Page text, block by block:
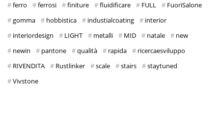
ferro
ferrosi finiture fluidificare FULL
FuoriSalone
gomma
hobbistica industialcoating
interior
interiordesign
LIGHT metalli MID natale
new
newin
pantone qualità rapida
ricercaesviluppo
RIVENDITA
Rustlinker scale stairs
staytuned
Vivstone